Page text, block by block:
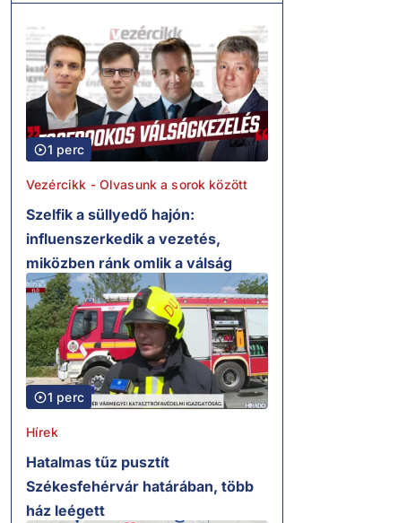
1 perc
Vezércikk - Olvasunk a sorok között
Szelfik a süllyedő hajón:
influenszerkedik a vezetés,
miközben ránk omlik a válság
1 perc
Hírek
Hatalmas tűz pusztít
Székesfehérvár határában, több
ház leégett